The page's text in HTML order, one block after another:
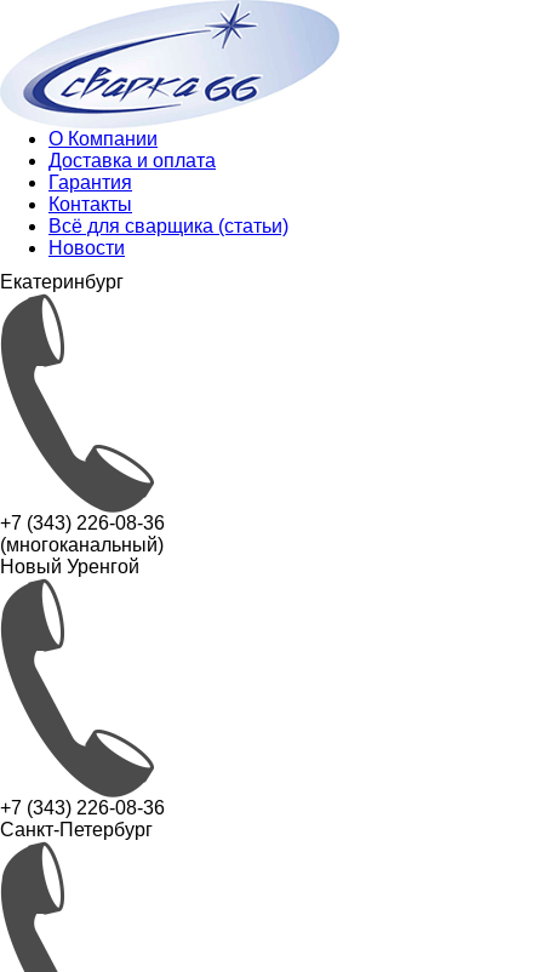
О Компании
Доставка и оплата
Гарантия
Контакты
Всё для сварщика (статьи)
Новости
Екатеринбург
+7 (343) 226-08-36
(многоканальный)
Новый Уренгой
+7 (343) 226-08-36
Санкт-Петербург